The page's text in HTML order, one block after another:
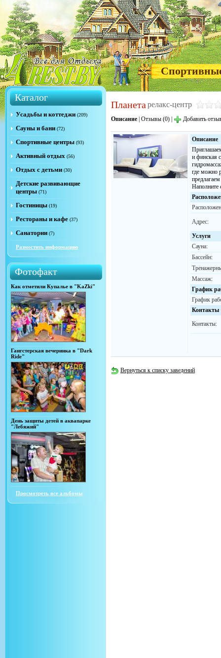
Каталог
Усадьбы и коттеджи (209)
Сауны и бани (72)
Спортивные центры (93)
Активный отдых (56)
Отдых с детьми (30)
Детские развивающие
центры (71)
Гостиницы (19)
Рестораны и кафе (37)
Санатории (7)
Разместить информацию
Фотофакт
Как отметили Купалье в "KaZki"
Гангстерская вечеринка в "Dark
Ride"
День защиты детей в аквапарке
"Лебяжий"
Просмотреть все альбомы
Планета релакс-центр
Описание Отзывы (0) Добавить
Описание
и финская
где можно
Наполните
Адрес:
Услуги
Сауна:
Бассейн:
Массаж:
График
График
Контакты
Контакты:
Вернуться к списку заведений